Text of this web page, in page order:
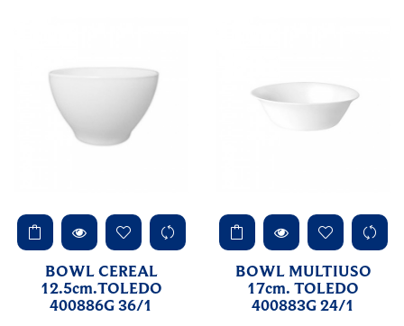
BOWL CEREAL
12.5cm.TOLEDO
400886G 36/1
BOWL MULTIUSO
17cm. TOLEDO
400883G 24/1